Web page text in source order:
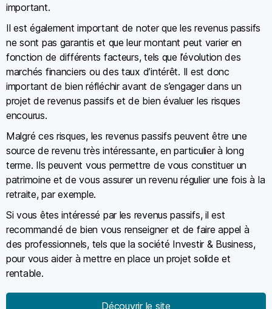
important.
Il est également important de noter que les revenus passifs
ne sont pas garantis et que leur montant peut varier en
fonction de différents facteurs, tels que l’évolution des
marchés financiers ou des taux d’intérêt. Il est donc
important de bien réfléchir avant de s’engager dans un
projet de revenus passifs et de bien évaluer les risques
encourus.
Malgré ces risques, les revenus passifs peuvent être une
source de revenu très intéressante, en particulier à long
terme. Ils peuvent vous permettre de vous constituer un
patrimoine et de vous assurer un revenu régulier une fois à la
retraite, par exemple.
Si vous êtes intéressé par les revenus passifs, il est
recommandé de bien vous renseigner et de faire appel à
des professionnels, tels que la société Investir & Business,
pour vous aider à mettre en place un projet solide et
rentable.
Découvrir le site